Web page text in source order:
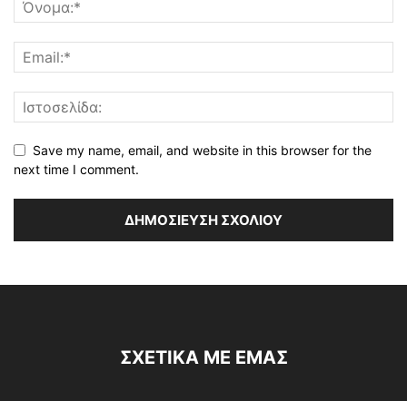
Save my name, email, and website in this browser for the
next time I comment.
ΣΧΕΤΙΚΆ ΜΕ ΕΜΆΣ